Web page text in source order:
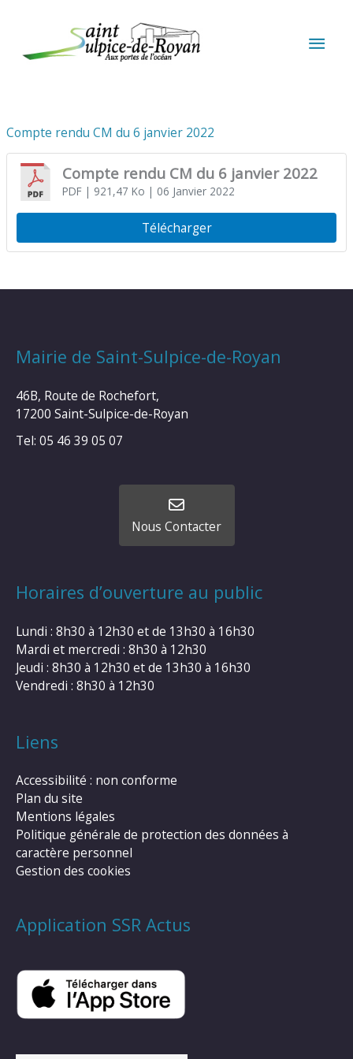
Compte rendu CM du 6 janvier 2022
Compte rendu CM du 6 janvier 2022
PDF| 921,47 Ko | 06 Janvier 2022
Télécharger
Mairie de Saint-Sulpice-de-Royan
46B, Route de Rochefort,
17200 Saint-Sulpice-de-Royan
Tel: 05 46 39 05 07
Nous Contacter
Horaires d’ouverture au public
Lundi : 8h30 à 12h30 et de 13h30 à 16h30
Mardi et mercredi : 8h30 à 12h30
Jeudi : 8h30 à 12h30 et de 13h30 à 16h30
Vendredi : 8h30 à 12h30
Liens
Accessibilité : non conforme
Plan du site
Mentions légales
Politique générale de protection des données à
caractère personnel
Gestion des cookies
Application SSR Actus